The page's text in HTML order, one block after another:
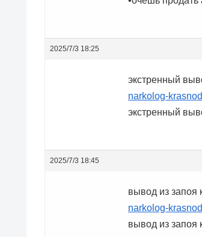
2025/7/3 18:25
экстренный
narkolog-
экстренный
2025/7/3 18:45
вывод из запоя
narkolog-
вывод из запоя